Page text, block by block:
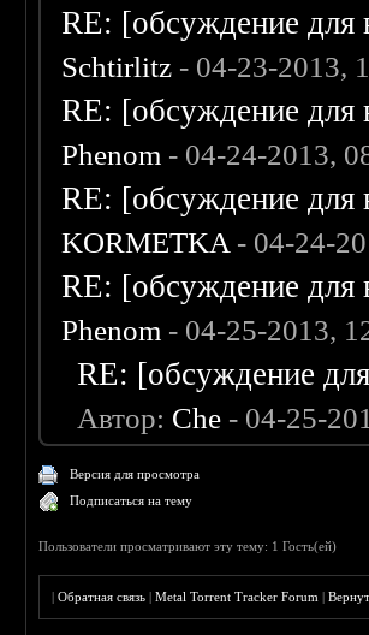
RE: [обсуждение для
Schtirlitz - 04-23-2013,
RE: [обсуждение для
Phenom - 04-24-2013,
RE: [обсуждение для
KORMETKA - 04-24-
RE: [обсуждение для
Phenom - 04-25-2013,
RE: [обсуждение
Автор: Che - 04-25-
Версия для просмотра
Подписаться на тему
Пользователи просматривают эту тему: 1 Гость(ей)
|Обратная связь |Metal Torrent Tracker Forum |